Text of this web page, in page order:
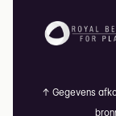
↑ Gegevens